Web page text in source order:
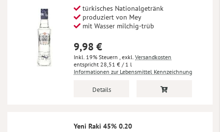
türkisches Nationalgetränk
produziert von Mey
mit Wasser milchig-trüb
9,98 €
Inkl. 19% Steuern , exkl. Versandkosten
28,51 € / 1 l
Informationen zur Lebensmittel Kennzeichnung
Details
Yeni Raki 45% 0.20